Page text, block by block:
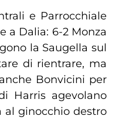
e Parrocchiale
a Dalia: 6-2 Monza
la Saugella sul
di rientrare, ma
Bonvicini per
Harris agevolano
al ginocchio destro